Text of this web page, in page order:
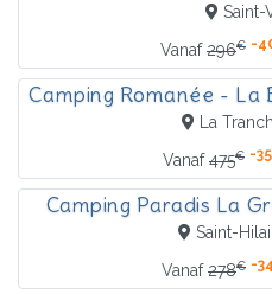
Saint-
Vanaf296€ -
Camping Romanée - La
La
Vanaf475€ -
Camping Paradis La
Saint-
Vanaf278€ -